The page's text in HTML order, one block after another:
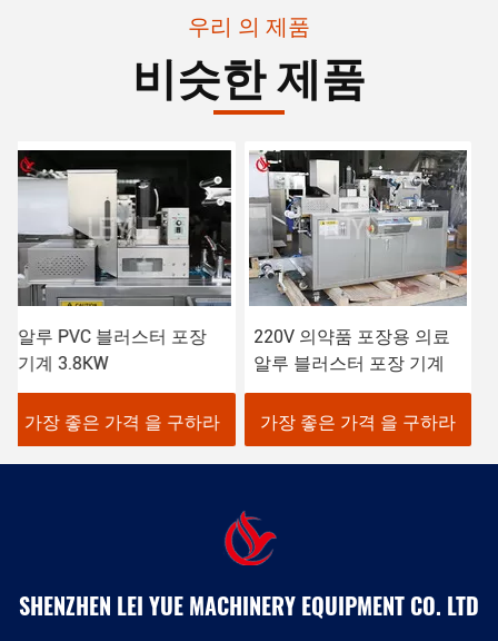
우리 의 제품
비슷한 제품
220V 의약품 포장용 의료
알루 블러스터 포장 기계
가장 좋은 가격 을 구하라
의약품 알루 PVC 블러스터
포장 기계 장비 2.4KW
가장 좋은 가격 을 구하라
SHENZHEN LEI YUE MACHINERY EQUIPMENT CO. LTD